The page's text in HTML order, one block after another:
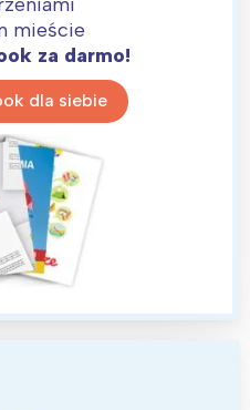
mieście
za darmo!
dla siebie